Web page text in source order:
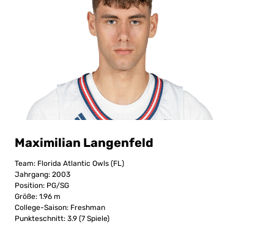
Maximilian Langenfeld
Team: Florida Atlantic Owls (FL)
Jahrgang: 2003
Position: PG/SG
Größe: 1.96 m
College-Saison: Freshman
Punkteschnitt: 3.9 (7 Spiele)